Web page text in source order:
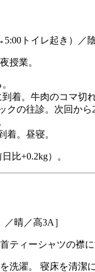
トイレ起き）／
授業。
着。牛肉のコマ切
クの往診。次回から
着。昼寝。
比+0.2kg）。
／晴／高3A］
ティーシャツの襟
洗濯。 寝床を清潔